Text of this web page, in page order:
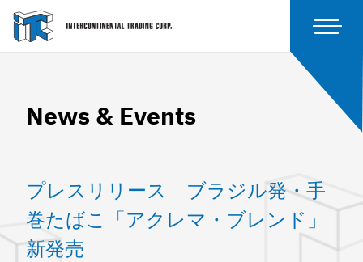
News & Events
プレスリリース ブラジル発・手
巻たばこ「アクレマ・ブレンド」
新発売